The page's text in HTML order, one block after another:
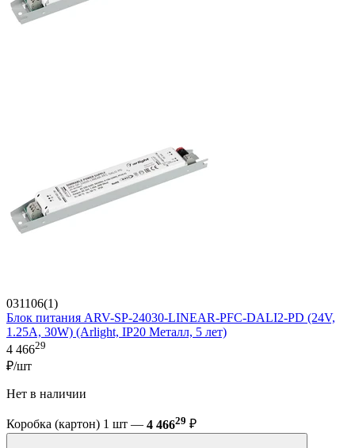
031106(1)
Блок питания ARV-SP-24030-LINEAR-PFC-DALI2-PD (24V,
1.25A, 30W) (Arlight, IP20 Металл, 5 лет)
4 46629
₽/шт
Нет в наличии
Коробка (картон) 1 шт — 4 46629 ₽